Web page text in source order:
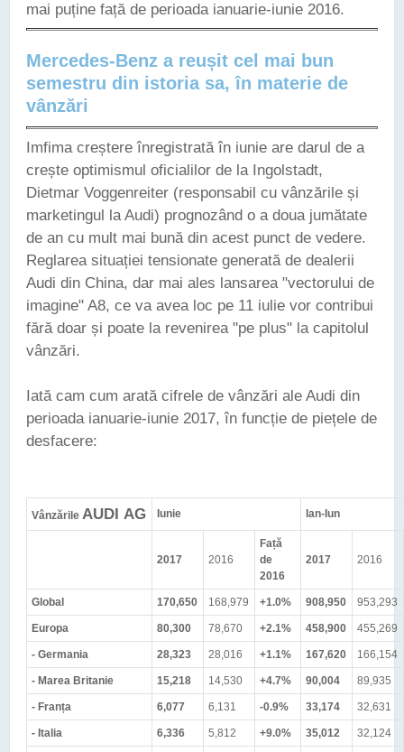
mai puține față de perioada ianuarie-iunie 2016.
Mercedes-Benz a reușit cel mai bun
semestru din istoria sa, în materie de
vânzări
Imfima creștere înregistrată în iunie are darul de a
crește optimismul oficialilor de la Ingolstadt,
Dietmar Voggenreiter (responsabil cu vânzările și
marketingul la Audi) prognozând o a doua jumătate
de an cu mult mai bună din acest punct de vedere.
Reglarea situației tensionate generată de dealerii
Audi din China, dar mai ales lansarea "vectorului de
imagine" A8, ce va avea loc pe 11 iulie vor contribui
fără doar și poate la revenirea "pe plus" la capitolul
vânzări.
Iată cam cum arată cifrele de vânzări ale Audi din
perioada ianuarie-iunie 2017, în funcție de piețele de
desfacere:
VânzărileAUDI AG Iunie Ian-Iun
2017 2016
Față
de
2016
2017 2016
Global 170,650 168,979 +1.0% 908,950 953,293
Europa 80,300 78,670 +2.1% 458,900 455,269
- Germania 28,323 28,016 +1.1% 167,620 166,154
- Marea Britanie 15,218 14,530 +4.7% 90,004 89,935
- Franța 6,077 6,131 -0.9% 33,174 32,631
- Italia 6,336 5,812 +9.0% 35,012 32,124